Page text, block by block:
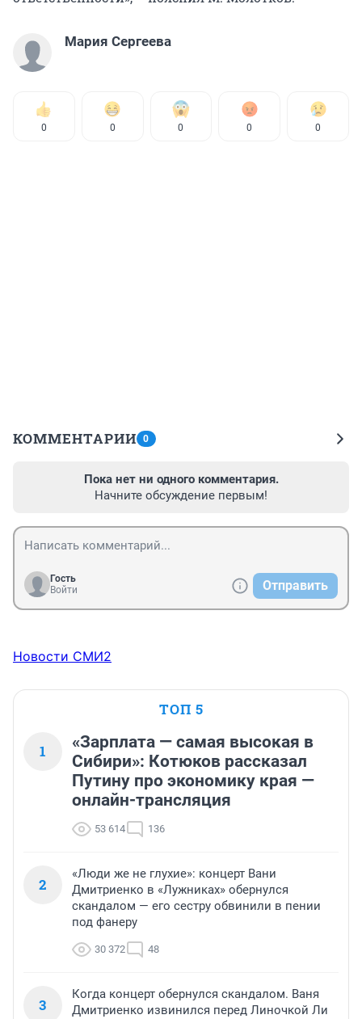
Мария Сергеева
0 0 0 0 0
КОММЕНТАРИИ 0
Пока нет ни одного комментария.
Начните обсуждение первым!
Гость
Войти
Отправить
Новости СМИ2
ТОП 5
1
«Зарплата — самая высокая в
Сибири»: Котюков рассказал
Путину про экономику края —
онлайн-трансляция
53 614 136
2
«Люди же не глухие»: концерт Вани
Дмитриенко в «Лужниках» обернулся
скандалом — его сестру обвинили в пении
под фанеру
30 372 48
3
Когда концерт обернулся скандалом. Ваня
Дмитриенко извинился перед Линочкой Ли